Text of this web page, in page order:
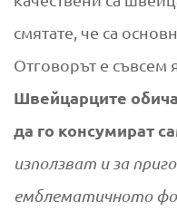
смятате, че са
Отговорът е съвсем
Швейцарците
да го консумират
използват и за
емблематичното